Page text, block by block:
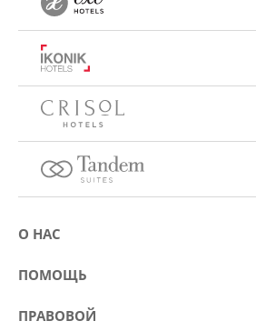
О НАС
О компании Eurostars Hotel Company
Kонкурсы
ПОМОЩЬ
Контакт
ПРАВОВОЙ